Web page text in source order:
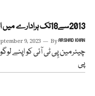
2013سے18تک ہرادارے میں اصلاحات کی پوری کوشش کی،پرویزخٹک
9, 2023 ByARSHAD KHAN
چیئرمین پِی ٹی آئی کو اپنے
پی